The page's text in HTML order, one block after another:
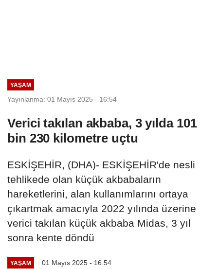
YAŞAM
Yayınlanma: 01 Mayıs 2025 - 16:54
Verici takılan akbaba, 3 yılda 101
bin 230 kilometre uçtu
ESKİŞEHİR, (DHA)- ESKİŞEHİR'de nesli
tehlikede olan küçük akbabaların
hareketlerini, alan kullanımlarını ortaya
çıkartmak amacıyla 2022 yılında üzerine
verici takılan küçük akbaba Midas, 3 yıl
sonra kente döndü
YAŞAM 01 Mayıs 2025 - 16:54